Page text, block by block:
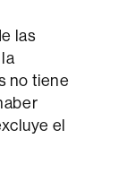
las
no tiene
el